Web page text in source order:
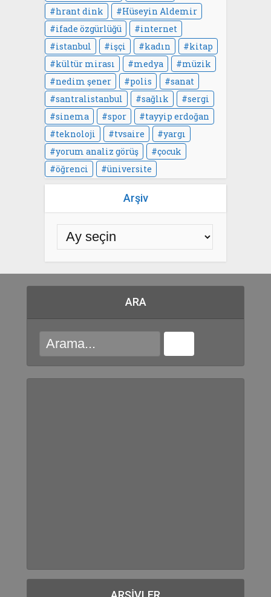
hrant dink
Hüseyin Aldemir
ifade özgürlüğü
internet
istanbul
işçi kadın
kitap
kültür mirası
medya
müzik
nedim şener
polis
sanat
santralistanbul
sağlık
sergi
sinema
spor
tayyip erdoğan
teknoloji
tvsaire
yargı
yorum analiz görüş
çocuk
öğrenci
üniversite
Arşiv
ARA